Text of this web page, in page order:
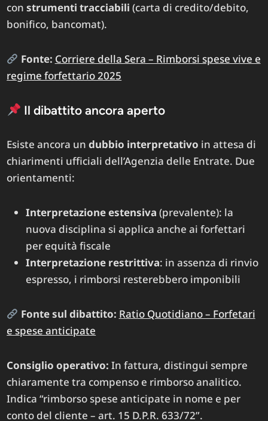
construmenti tracciabili (carta di credito/debito,
bonifico, bancomat).
Fonte: Corriere della Sera – Rimborsi spese vive e
regime forfettario 2025
Il dibattito ancora aperto
Esiste ancora undubbio interpretativo in attesa di
chiarimenti ufficiali dell’Agenzia delle Entrate. Due
orientamenti:
Interpretazione estensiva (prevalente): la
nuova disciplina si applica anche ai forfettari
per equità fiscale
Interpretazione restrittiva: in assenza di rinvio
espresso, i rimborsi resterebbero imponibili
Fonte sul dibattito: Ratio Quotidiano – Forfetari
e spese anticipate
Consiglio operativo: In fattura, distingui sempre
chiaramente tra compenso e rimborso analitico.
Indica “rimborso spese anticipate in nome e per
conto del cliente – art. 15 D.P.R. 633/72”.